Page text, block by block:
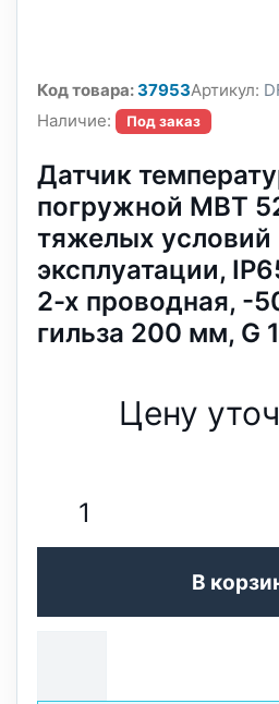
Код товара:37953Артикул:
Наличие:
Под заказ
Датчик
погружной MBT
тяжелых условий
эксплуатации,
2-х проводная, -
гильза 200 мм, G
Цену
В